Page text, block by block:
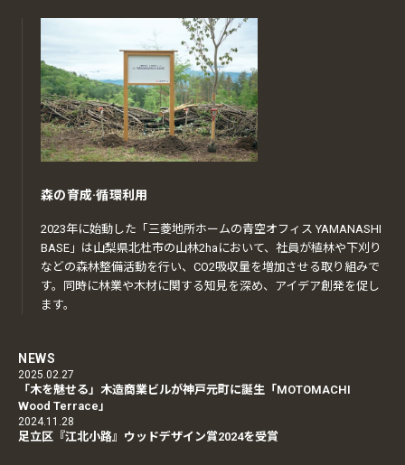
森の育成·循環利用
2023年に始動した「三菱地所ホームの青空オフィス YAMANASHI
BASE」は山梨県北杜市の山林2haにおいて、社員が植林や下刈り
などの森林整備活動を行い、CO2吸収量を増加させる取り組みで
す。同時に林業や木材に関する知見を深め、アイデア創発を促し
ます。
NEWS
2025.02.27
「木を魅せる」木造商業ビルが神戸元町に誕生「MOTOMACHI
Wood Terrace」
2024.11.28
足立区『江北小路』ウッドデザイン賞2024を受賞